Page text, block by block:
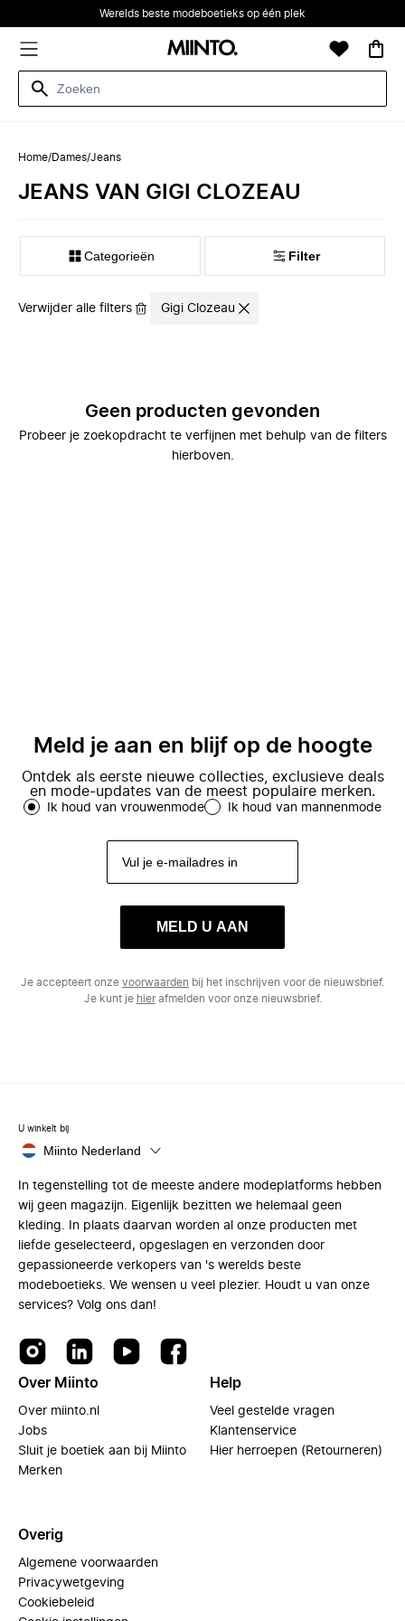
Werelds beste modeboetieks op één plek
Home/Dames/Jeans
JEANS VAN GIGI CLOZEAU
Categorieën Filter
Verwijder alle filters Gigi Clozeau
Geen producten gevonden
Probeer je zoekopdracht te verfijnen met behulp van de filters
hierboven.
Meld je aan en blijf op de hoogte
Ontdek als eerste nieuwe collecties, exclusieve deals
en mode-updates van de meest populaire merken.
Ik houd van vrouwenmode Ik houd van mannenmode
MELD U AAN
Je accepteert onze voorwaarden bij het inschrijven voor de nieuwsbrief.
Je kunt je hierafmelden voor onze nieuwsbrief.
U winkelt bij
Miinto Nederland
In tegenstelling tot de meeste andere modeplatforms hebben
wij geen magazijn. Eigenlijk bezitten we helemaal geen
kleding. In plaats daarvan worden al onze producten met
liefde geselecteerd, opgeslagen en verzonden door
gepassioneerde verkopers van 's werelds beste
modeboetieks. We wensen u veel plezier. Houdt u van onze
services? Volg ons dan!
Over Miinto
Over miinto.nl
Jobs
Sluit je boetiek aan bij Miinto
Merken
Help
Veel gestelde vragen
Klantenservice
Hier herroepen (Retourneren)
Overig
Algemene voorwaarden
Privacywetgeving
Cookiebeleid